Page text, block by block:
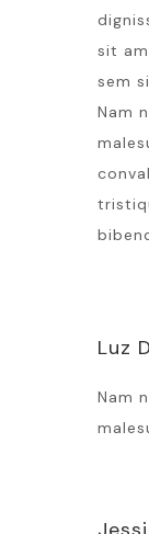
sit
sem
Nam
Luz
Nam